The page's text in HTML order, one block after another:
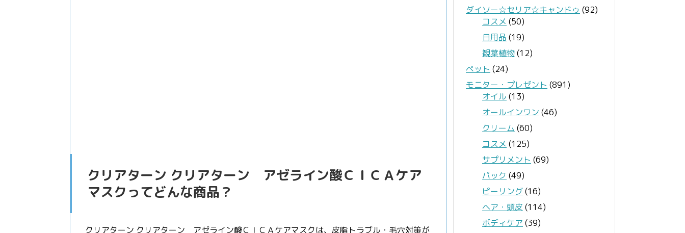
クリアターン クリアターン アゼライン酸ＣＩＣＡケア
マスクってどんな商品？
クリアターン クリアターン アゼライン酸ＣＩＣＡケアマスクは、皮脂トラブル・毛穴対策が
ダイソー☆セリア☆キャンドゥ (92)
コスメ (50)
日用品 (19)
観葉植物(12)
ペット (24)
モニター・プレゼント (891)
オイル (13)
オールインワン (46)
クリーム (60)
コスメ (125)
サプリメント (69)
パック (49)
ピーリング(16)
ヘア・頭皮 (114)
ボディケア (39)